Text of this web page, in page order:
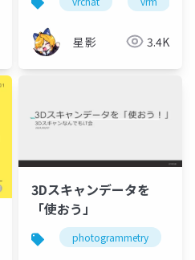
た
星影 3.4K
3Dスキャンデータを
「使おう」
photogrammetry